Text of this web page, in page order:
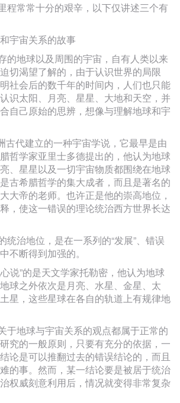
程常常十分的艰辛，以下仅讲述三个有
宇宙关系的故事
的地球以及周围的宇宙，自有人类以来
切渴望了解的，由于认识世界的局限
社会后的数千年的时间内，人们也只能
识太阳、月亮、星星、大地和天空，并
自己原始的思辨，想像与理解地球和宇
古代建立的一种宇宙学说，它最早是由
哲学家亚里士多德提出的，他认为地球
、星星以及一切宇宙物质都围绕在地球
古希腊哲学的集大成者，而且是著名的
大帝的老师。也许正是他的崇高地位，
，使这一错误的理论统治西方世界长达
统治地位，是在一系列的“发展”、错误
不断得到加强的。
说”的是天文学家托勒密，他认为地球
球之外依次是月亮、水星、金星、太
星，这些星球在各自的轨道上有规律地
于地球与宇宙关系的观点都属于正常的
究的一般原则，只要有充分的依据，一
论是可以推翻过去的错误结论的，而且
的事。然而，某一结论要是被居于统治
权威刻意利用后，情况就变得非常复杂